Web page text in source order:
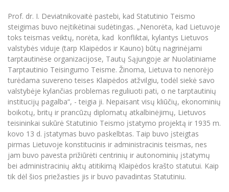
MRU mobilios programėlės
Pagalbos sistema
Profesinė sąjunga
Kontaktų paieška
Prof. dr. I. Deviatnikovaitė pastebi, kad Statutinio Teismo
steigimas buvo neįtikėtinai sudėtingas. „Nenorėta, kad Lietuvoje
toks teismas veiktų, norėta, kad konfliktai, kylantys Lietuvos
valstybės viduje (tarp Klaipėdos ir Kauno) būtų nagrinėjami
tarptautinėse organizacijose, Tautų Sąjungoje ar Nuolatiniame
Tarptautinio Teisingumo Teisme. Žinoma, Lietuva to nenorėjo
turėdama suvereno teises Klaipėdos atžvilgiu, todėl siekė savo
valstybėje kylančias problemas reguliuoti pati, o ne tarptautinių
institucijų pagalba“, - teigia ji. Nepaisant visų kliūčių, ekonominių
boikotų, britų ir prancūzų diplomatų atkalbinėjimų, Lietuvos
teisininkai sukūrė Statutinio Teismo įstatymo projektą ir 1935 m.
kovo 13 d. įstatymas buvo paskelbtas. Taip buvo įsteigtas
pirmas Lietuvoje konstitucinis ir administracinis teismas, nes
jam buvo pavesta prižiūrėti centrinių ir autonominių įstatymų
bei administracinių aktų atitikimą Klaipėdos krašto statutui. Kaip
tik dėl šios priežasties jis ir buvo pavadintas Statutiniu.